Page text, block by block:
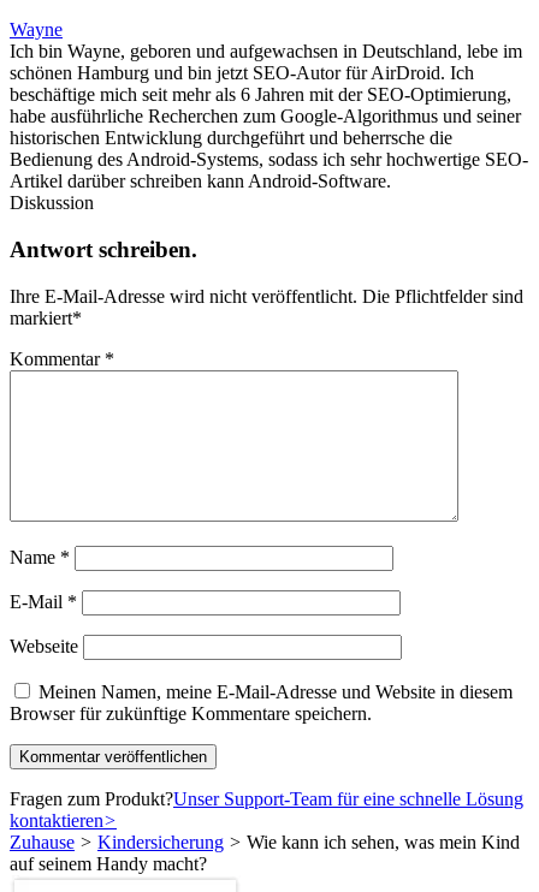
Wayne
Ich bin Wayne, geboren und aufgewachsen in Deutschland, lebe im
schönen Hamburg und bin jetzt SEO-Autor für AirDroid. Ich
beschäftige mich seit mehr als 6 Jahren mit der SEO-Optimierung,
habe ausführliche Recherchen zum Google-Algorithmus und seiner
historischen Entwicklung durchgeführt und beherrsche die
Bedienung des Android-Systems, sodass ich sehr hochwertige SEO-
Artikel darüber schreiben kann Android-Software.
Diskussion
Antwort schreiben.
Ihre E-Mail-Adresse wird nicht veröffentlicht. Die Pflichtfelder sind
markiert*
Kommentar *
Name *
E-Mail *
Webseite
Meinen Namen, meine E-Mail-Adresse und Website in diesem
Browser für zukünftige Kommentare speichern.
Fragen zum Produkt?Unser Support-Team für eine schnelle Lösung
kontaktieren>
Zuhause > Kindersicherung > Wie kann ich sehen, was mein Kind
auf seinem Handy macht?